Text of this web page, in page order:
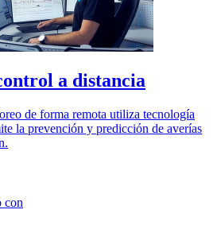
a distancia
de forma remota utiliza tecnología
la prevención y predicción de averías
con